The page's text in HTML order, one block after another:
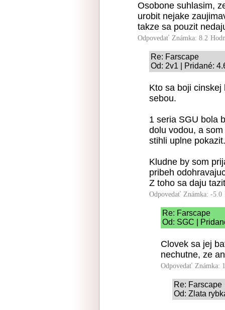
Osobone suhlasim,
urobit nejake
takze sa pouzit
Odpovedať Známka: 8.2
Re: Farscape
Od: 2v1 | Pridané:
Kto sa boji cinskej
sebou.
1 seria SGU bola
dolu vodou, a
stihli uplne pokazit.
Kludne by som
pribeh
Z toho sa daju
Odpovedať Známka: -5.0
Re: Farscape
Od: SGC |
Clovek sa jej
nechutne, ze
Odpovedať Známka:
Re: Farscape
Od: Zlata